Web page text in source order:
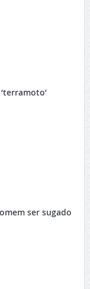
ser sugado